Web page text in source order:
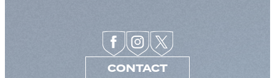
CONTACT